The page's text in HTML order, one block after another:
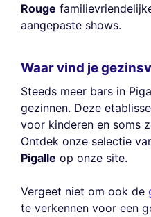
Rouge
aangepaste shows.
Waar vind je
Steeds meer bars in
gezinnen. Deze
voor kinderen en soms
Ontdek onze selectie
Pigalle op onze site.
Vergeet niet om ook de
te verkennen voor een